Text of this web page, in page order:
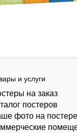
и услуги
на заказ
постеров
фото на постере